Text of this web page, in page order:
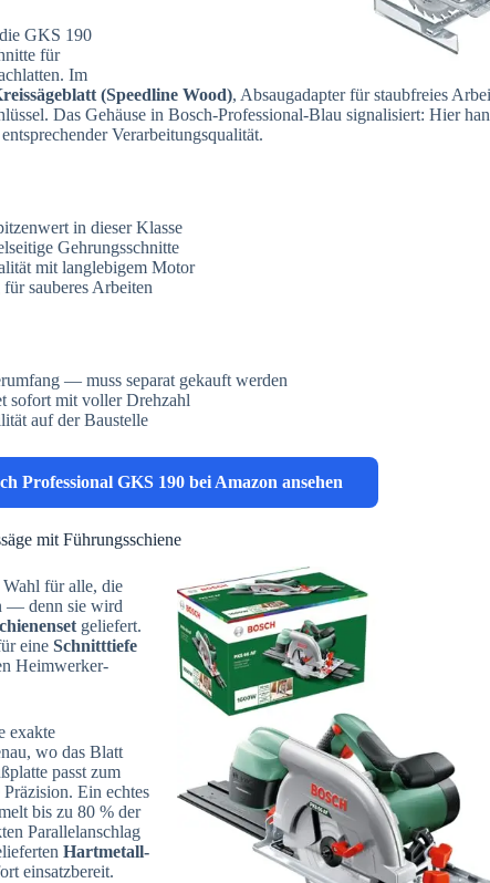
GKS 190
für
Im
(Speedline Wood), Absaugadapter für staubfreies
Das Gehäuse in Bosch-Professional-Blau signalisiert: Hier
Verarbeitungsqualität.
in dieser Klasse
Gehrungsschnitte
mit langlebigem Motor
sauberes Arbeiten
— muss separat gekauft werden
sofort mit voller Drehzahl
auf der Baustelle
Professional GKS 190 bei Amazon ansehen
mit Führungsschiene
für alle, die
— denn sie wird
geliefert.
eine Schnitttiefe
Heimwerker-
exakte
wo das Blatt
passt zum
Ein echtes
bis zu 80 % der
Parallelanschlag
Hartmetall-
einsatzbereit.